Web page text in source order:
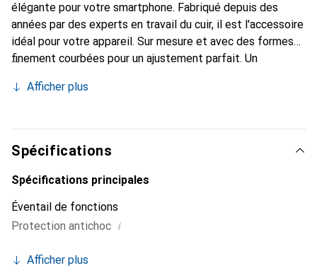
élégante pour votre smartphone. Fabriqué depuis des
années par des experts en travail du cuir, il est l'accessoire
idéal pour votre appareil. Sur mesure et avec des formes
finement courbées pour un ajustement parfait. Un
La marque Noreve est reconnue internationalement pour
excellent choix pour le client exigeant.
Afficher plus
Spécifications
Spécifications principales
Éventail de fonctions
Protection antichoc i
Afficher plus